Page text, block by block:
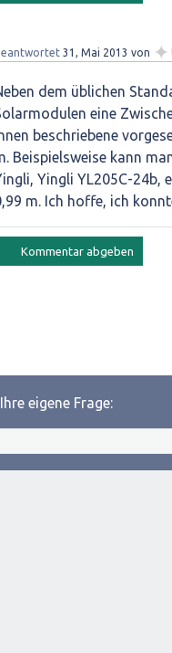
31, Mai 2013 von ✦
dem üblichen
eine
beschriebene
Beispielsweise kann
Yingli YL205C-24b,
m. Ich hoffe, ich
eigene Frage: